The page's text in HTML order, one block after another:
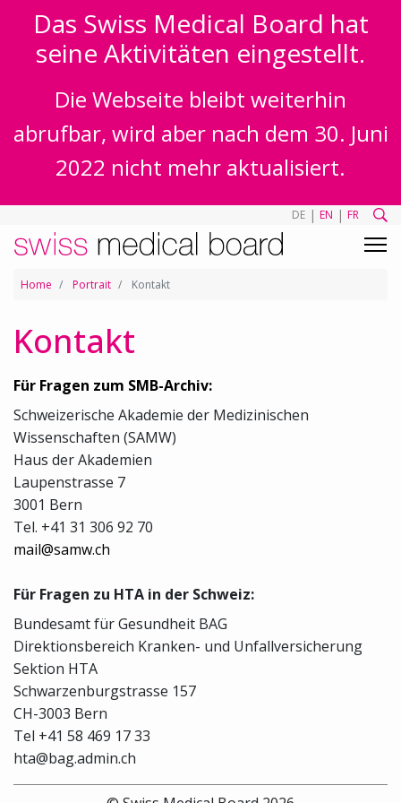
Das Swiss Medical Board hat
seine Aktivitäten eingestellt.
Die Webseite bleibt weiterhin
abrufbar, wird aber nach dem 30. Juni
2022 nicht mehr aktualisiert.
DE | EN | FR
Home Portrait Kontakt
Kontakt
Für Fragen zum SMB-Archiv:
Schweizerische Akademie der Medizinischen
Wissenschaften (SAMW)
Haus der Akademien
Laupenstrasse 7
3001 Bern
Tel. +41 31 306 92 70
mail@samw.ch
Für Fragen zu HTA in der Schweiz:
Bundesamt für Gesundheit BAG
Direktionsbereich Kranken- und Unfallversicherung
Sektion HTA
Schwarzenburgstrasse 157
CH-3003 Bern
Tel +41 58 469 17 33
hta@bag.admin.ch